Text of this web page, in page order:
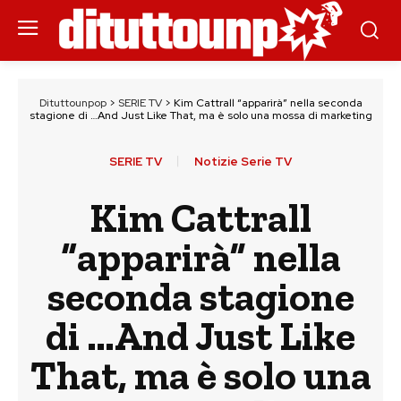
Dituttounpop> SERIE TV> Kim Cattrall “apparirà” nella seconda
stagione di …And Just Like That, ma è solo una mossa di marketing
SERIE TV Notizie Serie TV
Kim Cattrall
“apparirà” nella
seconda stagione
di …And Just Like
That, ma è solo una